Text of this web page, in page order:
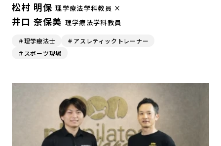
松村 明保 理学療法学科教員 ×
井口 奈保美 理学療法学科教員
＃理学療法士
＃アスレティックトレーナー
＃スポーツ現場